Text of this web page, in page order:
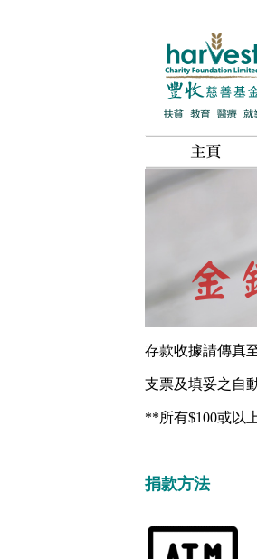
存款收據請傳真
支票及填妥之自
**所有$100或以
捐款方法